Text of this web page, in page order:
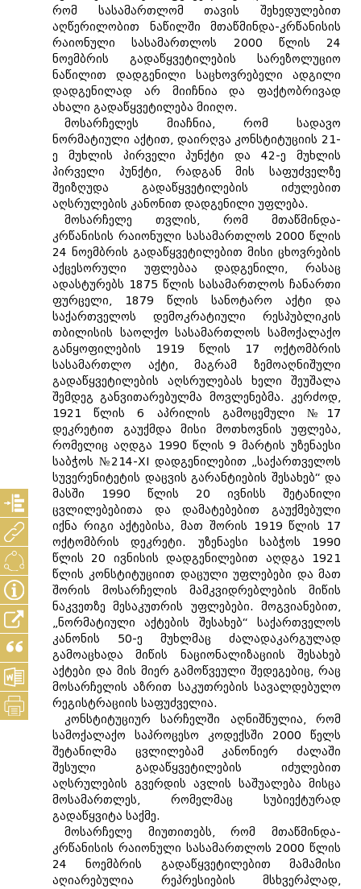
რომ სასამართლომ თავის შეხედულებით
აღწერილობით ნაწილში მთაწმინდა-კრწანისის
რაიონული სასამართლოს 2000 წლის 24
ნოემბრის გადაწყვეტილების სარეზოლუციო
ნაწილით დადგენილი საცხოვრებელი ადგილი
დადგენილად არ მიიჩნია და ფაქტობრივად
ახალი გადაწყვეტილება მიიღო.
მოსარჩელეს მიაჩნია, რომ სადავო
ნორმატიული აქტით, დაირღვა კონსტიტუციის 21-
ე მუხლის პირველი პუნქტი და 42-ე მუხლის
პირველი პუნქტი, რადგან მის საფუძველზე
შეიზღუდა გადაწყვეტილების იძულებით
აღსრულების კანონით დადგენილი უფლება.
მოსარჩელე თვლის, რომ მთაწმინდა-
კრწანისის რაიონული სასამართლოს 2000 წლის
24 ნოემბრის გადაწყვეტილებით მისი ცხოვრების
აქცესორული უფლებაა დადგენილი, რასაც
ადასტურებს 1875 წლის სასამართლოს ჩანართი
ფურცელი, 1879 წლის სანოტარო აქტი და
საქართველოს დემოკრატიული რესპუბლიკის
თბილისის საოლქო სასამართლოს სამოქალაქო
განყოფილების 1919 წლის 17 ოქტომბრის
სასამართლო აქტი, მაგრამ ზემოაღნიშული
გადაწყვეტილების აღსრულებას ხელი შეუშალა
შემდეგ განვითარებულმა მოვლენებმა. კერძოდ,
1921 წლის 6 აპრილის გამოცემული №17
დეკრეტით გაუქმდა მისი მოთხოვნის უფლება,
რომელიც აღდგა 1990 წლის 9 მარტის უზენაესი
საბჭოს №214-XI დადგენილებით „საქართველოს
სუვერენიტეტის დაცვის გარანტიების შესახებ“ და
მასში 1990 წლის 20 ივნისს შეტანილი
ცვლილებებითა და დამატებებით გაუქმებული
იქნა რიგი აქტებისა, მათ შორის 1919 წლის 17
ოქტომბრის დეკრეტი. უზენაესი საბჭოს 1990
წლის 20 ივნისის დადგენილებით აღდგა 1921
წლის კონსტიტუციით დაცული უფლებები და მათ
შორის მოსარჩელის მამკვიდრებლების მიწის
ნაკვეთზე მესაკუთრის უფლებები. მოგვიანებით,
„ნორმატიული აქტების შესახებ“ საქართველოს
კანონის 50-ე მუხლმაც ძალადაკარგულად
გამოაცხადა მიწის ნაციონალიზაციის შესახებ
აქტები და მის მიერ გამოწვეული შედეგებიც, რაც
მოსარჩელის აზრით საკუთრების სავალდებულო
რეგისტრაციის საფუძველია.
კონსტიტუციურ სარჩელში აღნიშნულია, რომ
სამოქალაქო საპროცესო კოდექსში 2000 წელს
შეტანილმა ცვლილებამ კანონიერ ძალაში
შესული გადაწყვეტილების იძულებით
აღსრულების გვერდის ავლის საშუალება მისცა
მოსამართლეს, რომელმაც სუბიექტურად
გადაწყვიტა საქმე.
მოსარჩელე მიუთითებს, რომ მთაწმინდა-
კრწანისის რაიონული სასამართლოს 2000 წლის
24 ნოემბრის გადაწყვეტილებით მამამისი
აღიარებულია რეპრესიების მსხვერპლად,